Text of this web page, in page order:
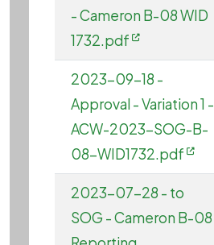
- Cameron B-08 WID
1732.pdf
2023-09-18 -
Approval - Variation 1 -
ACW-2023-SOG-B-
08-WID1732.pdf
2023-07-28 - to
SOG - Cameron B-08